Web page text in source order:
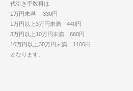
代引き手数料は
1万円未満 330円
1万円以上3万円未満 440円
3万円以上10万円未満 660円
10万円以上30万円未満 1100円
となります。